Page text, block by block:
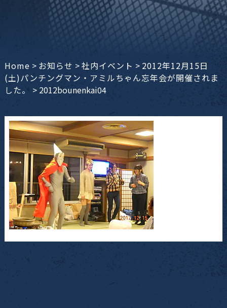
Home > お知らせ >社内イベント > 2012年12月15日
(土)パンチングマン・アミルちゃん忘年会が開催されま
した。
> 2012bounenkai04